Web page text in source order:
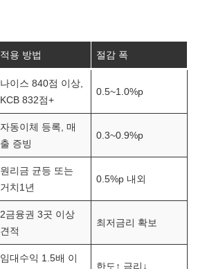
적용 방법 절감 폭
나이스 840점 이상,
KCB 832점+
0.5~1.0%p
자동이체 등록, 매
출 증빙
0.3~0.9%p
원리금 균등 또는
거치1년
0.5%p 내외
2금융권 3곳 이상
견적
최저금리 확보
임대수익 1.5배 이
한도↑ 금리↓